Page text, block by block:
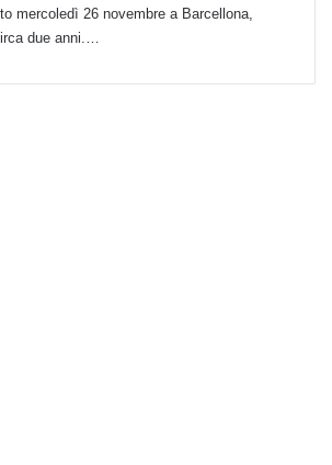
mercoledì 26 novembre a Barcellona,
due anni.…